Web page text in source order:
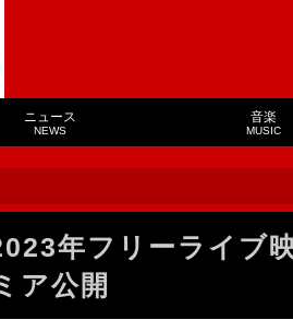
ニュース
NEWS
音楽
MUSIC
年フリーライブ
ア公開